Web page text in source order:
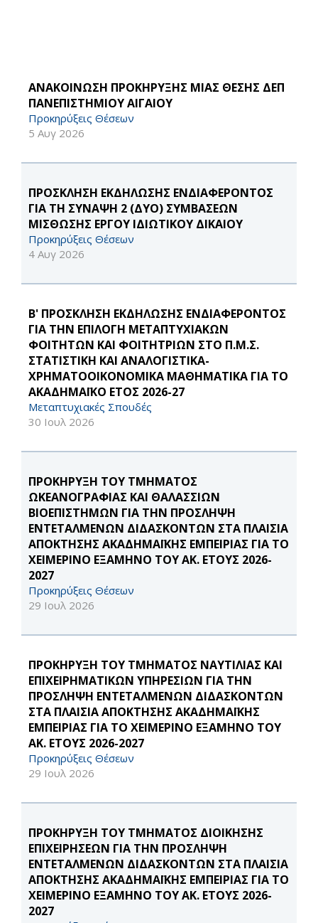
ΑΝΑΚΟΙΝΩΣΗ ΠΡΟΚΗΡΥΞΗΣ ΜΙΑΣ ΘΕΣΗΣ ΔΕΠ
ΠΑΝΕΠΙΣΤΗΜΙΟΥ ΑΙΓΑΙΟΥ
Προκηρύξεις Θέσεων
5 Αυγ 2026
ΠΡΟΣΚΛΗΣΗ ΕΚΔΗΛΩΣΗΣ ΕΝΔΙΑΦΕΡΟΝΤΟΣ
ΓΙΑ ΤΗ ΣΥΝΑΨΗ 2 (ΔΥΟ) ΣΥΜΒΑΣΕΩΝ
ΜΙΣΘΩΣΗΣ ΕΡΓΟΥ ΙΔΙΩΤΙΚΟΥ ΔΙΚΑΙΟΥ
Προκηρύξεις Θέσεων
4 Αυγ 2026
Β' ΠΡΟΣΚΛΗΣΗ ΕΚΔΗΛΩΣΗΣ ΕΝΔΙΑΦΕΡΟΝΤΟΣ
ΓΙΑ ΤΗΝ ΕΠΙΛΟΓΗ ΜΕΤΑΠΤΥΧΙΑΚΩΝ
ΦΟΙΤΗΤΩΝ ΚΑΙ ΦΟΙΤΗΤΡΙΩΝ ΣΤΟ Π.Μ.Σ.
ΣΤΑΤΙΣΤΙΚΗ ΚΑΙ ΑΝΑΛΟΓΙΣΤΙΚΑ-
ΧΡΗΜΑΤΟΟΙΚΟΝΟΜΙΚΑ ΜΑΘΗΜΑΤΙΚΑ ΓΙΑ ΤΟ
ΑΚΑΔΗΜΑΪΚΟ ΕΤΟΣ 2026-27
Μεταπτυχιακές Σπουδές
30 Ιουλ 2026
ΠΡΟΚΗΡΥΞΗ ΤΟΥ ΤΜΗΜΑΤΟΣ
ΩΚΕΑΝΟΓΡΑΦΙΑΣ ΚΑΙ ΘΑΛΑΣΣΙΩΝ
ΒΙΟΕΠΙΣΤΗΜΩΝ ΓΙΑ ΤΗΝ ΠΡΟΣΛΗΨΗ
ΕΝΤΕΤΑΛΜΕΝΩΝ ΔΙΔΑΣΚΟΝΤΩΝ ΣΤΑ ΠΛΑΙΣΙΑ
ΑΠΟΚΤΗΣΗΣ ΑΚΑΔΗΜΑΪΚΗΣ ΕΜΠΕΙΡΙΑΣ ΓΙΑ ΤΟ
ΧΕΙΜΕΡΙΝΟ ΕΞΑΜΗΝΟ ΤΟΥ ΑΚ. ΕΤΟΥΣ 2026-
2027
Προκηρύξεις Θέσεων
29 Ιουλ 2026
ΠΡΟΚΗΡΥΞΗ ΤΟΥ ΤΜΗΜΑΤΟΣ ΝΑΥΤΙΛΙΑΣ ΚΑΙ
ΕΠΙΧΕΙΡΗΜΑΤΙΚΩΝ ΥΠΗΡΕΣΙΩΝ ΓΙΑ ΤΗΝ
ΠΡΟΣΛΗΨΗ ΕΝΤΕΤΑΛΜΕΝΩΝ ΔΙΔΑΣΚΟΝΤΩΝ
ΣΤΑ ΠΛΑΙΣΙΑ ΑΠΟΚΤΗΣΗΣ ΑΚΑΔΗΜΑΪΚΗΣ
ΕΜΠΕΙΡΙΑΣ ΓΙΑ ΤΟ ΧΕΙΜΕΡΙΝΟ ΕΞΑΜΗΝΟ ΤΟΥ
ΑΚ. ΕΤΟΥΣ 2026-2027
Προκηρύξεις Θέσεων
29 Ιουλ 2026
ΠΡΟΚΗΡΥΞΗ ΤΟΥ ΤΜΗΜΑΤΟΣ ΔΙΟΙΚΗΣΗΣ
ΕΠΙΧΕΙΡΗΣΕΩΝ ΓΙΑ ΤΗΝ ΠΡΟΣΛΗΨΗ
ΕΝΤΕΤΑΛΜΕΝΩΝ ΔΙΔΑΣΚΟΝΤΩΝ ΣΤΑ ΠΛΑΙΣΙΑ
ΑΠΟΚΤΗΣΗΣ ΑΚΑΔΗΜΑΪΚΗΣ ΕΜΠΕΙΡΙΑΣ ΓΙΑ ΤΟ
ΧΕΙΜΕΡΙΝΟ ΕΞΑΜΗΝΟ ΤΟΥ ΑΚ. ΕΤΟΥΣ 2026-
2027